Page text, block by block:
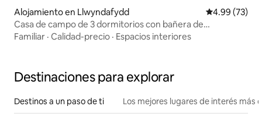
Alojamiento en Llwyndafydd Calificación
4.99 (73)
Casa de campo de 3 dormitorios con bañera de
hidromasaje/sala de juegos cerca de New Quay
Familiar · Calidad-precio · Espacios interiores
Destinaciones para explorar
Destinos a un paso de ti Los mejores lugares de interés más